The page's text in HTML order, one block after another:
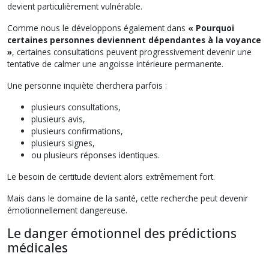
devient particulièrement vulnérable.
Comme nous le développons également dans « Pourquoi
certaines personnes deviennent dépendantes à la voyance
», certaines consultations peuvent progressivement devenir une
tentative de calmer une angoisse intérieure permanente.
Une personne inquiète cherchera parfois :
plusieurs consultations,
plusieurs avis,
plusieurs confirmations,
plusieurs signes,
ou plusieurs réponses identiques.
Le besoin de certitude devient alors extrêmement fort.
Mais dans le domaine de la santé, cette recherche peut devenir
émotionnellement dangereuse.
Le danger émotionnel des prédictions
médicales